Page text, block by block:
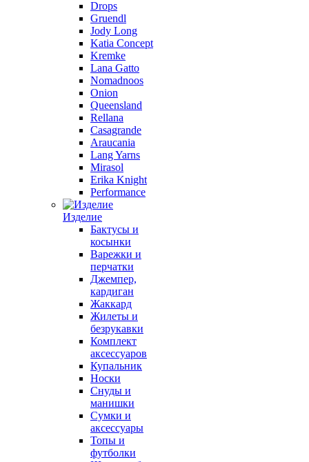
Drops
Gruendl
Jody Long
Katia Concept
Kremke
Lana Gatto
Nomadnoos
Onion
Queensland
Rellana
Casagrande
Araucania
Lang Yarns
Mirasol
Erika Knight
Performance
Изделие
Бактусы и
косынки
Варежки и
перчатки
Джемпер,
кардиган
Жаккард
Жилеты и
безрукавки
Комплект
аксессуаров
Купальник
Носки
Снуды и
манишки
Сумки и
аксессуары
Топы и
футболки